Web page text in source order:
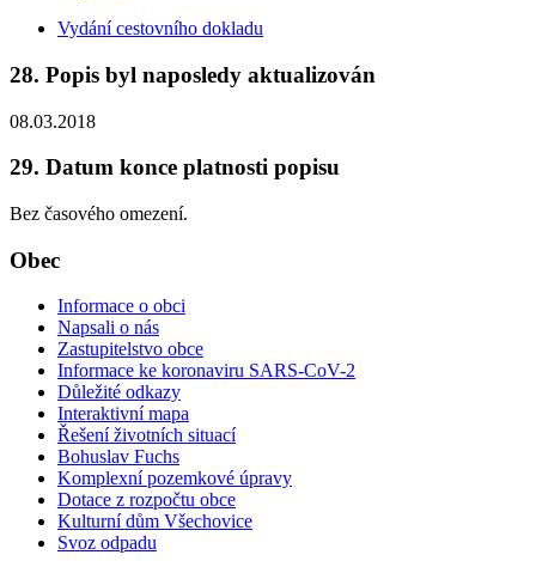
Vydání cestovního dokladu
28. Popis byl naposledy aktualizován
08.03.2018
29. Datum konce platnosti popisu
Bez časového omezení.
Obec
Informace o obci
Napsali o nás
Zastupitelstvo obce
Informace ke koronaviru SARS-CoV-2
Důležité odkazy
Interaktivní mapa
Řešení životních situací
Bohuslav Fuchs
Komplexní pozemkové úpravy
Dotace z rozpočtu obce
Kulturní dům Všechovice
Svoz odpadu